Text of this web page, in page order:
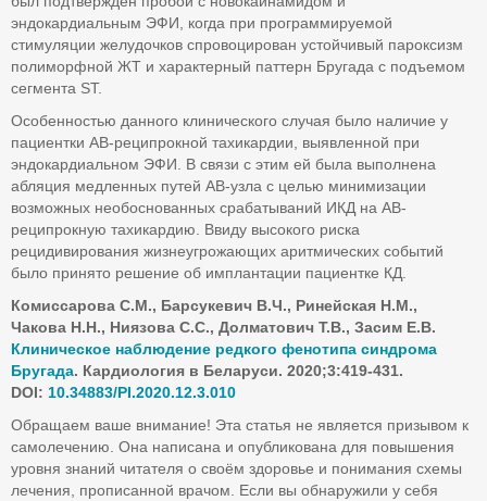
эндокардиальным ЭФИ, когда при программируемой
стимуляции желудочков спровоцирован устойчивый пароксизм
полиморфной ЖТ и характерный паттерн Бругада с подъемом
сегмента ST.
Особенностью данного клинического случая было наличие у
пациентки АВ-реципрокной тахикардии, выявленной при
эндокардиальном ЭФИ. В связи с этим ей была выполнена
абляция медленных путей АВ-узла с целью минимизации
возможных необоснованных срабатываний ИКД на АВ-
реципрокную тахикардию. Ввиду высокого риска
рецидивирования жизнеугрожающих аритмических событий
было принято решение об имплантации пациентке КД.
Комиссарова С.М., Барсукевич В.Ч., Ринейская Н.М.,
Чакова Н.Н., Ниязова С.С., Долматович Т.В., Засим Е.В.
Клиническое наблюдение редкого фенотипа синдрома
Бругада. Кардиология в Беларуси. 2020;3:419-431.
DOI: 10.34883/PI.2020.12.3.010
Обращаем ваше внимание! Эта статья не является призывом к
самолечению. Она написана и опубликована для повышения
уровня знаний читателя о своём здоровье и понимания схемы
лечения, прописанной врачом. Если вы обнаружили у себя